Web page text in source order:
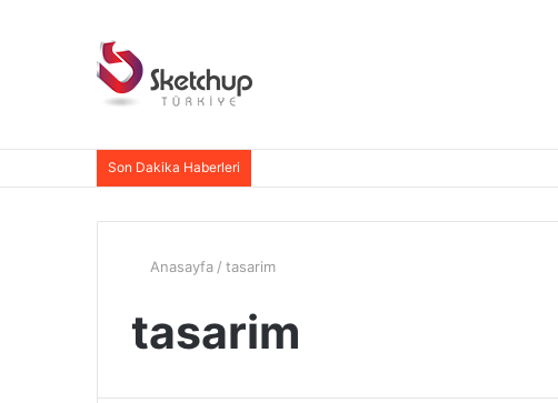
Son Dakika Haberleri
Anasayfa / tasarim
tasarim